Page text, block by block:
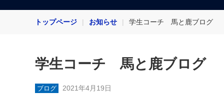
トップページ お知らせ 学生コーチ 馬と鹿ブログ
学生コーチ 馬と鹿ブログ
ブログ 2021年4月19日